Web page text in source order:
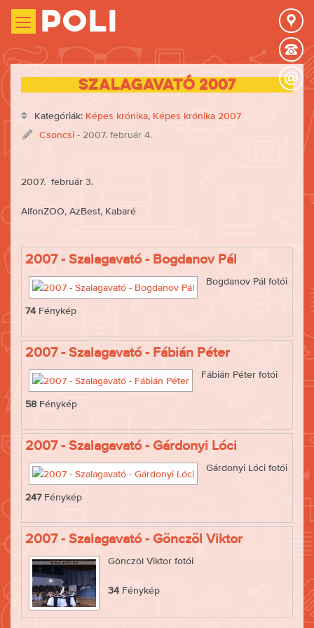
Poli
Szalagavató 2007
Kategóriák: Képes krónika, Képes krónika 2007
Csoncsi - 2007. február 4.
2007. február 3.
AlfonZOO, AzBest, Kabaré
2007 - Szalagavató - Bogdanov Pál
Bogdanov Pál fotói
74 Fénykép
2007 - Szalagavató - Fábián Péter
Fábián Péter fotói
58 Fénykép
2007 - Szalagavató - Gárdonyi Lóci
Gárdonyi Lóci fotói
247Fénykép
2007 - Szalagavató - Gönczöl Viktor
Gönczöl Viktor fotói
34 Fénykép